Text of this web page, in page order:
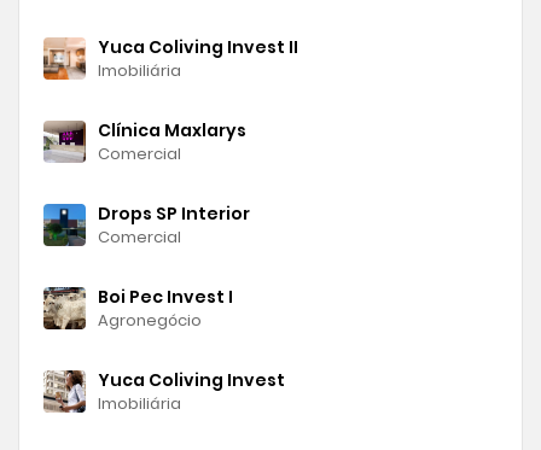
Yuca Coliving Invest II
Imobiliária
Clínica Maxlarys
Comercial
Drops SP Interior
Comercial
Boi Pec Invest I
Agronegócio
Yuca Coliving Invest
Imobiliária